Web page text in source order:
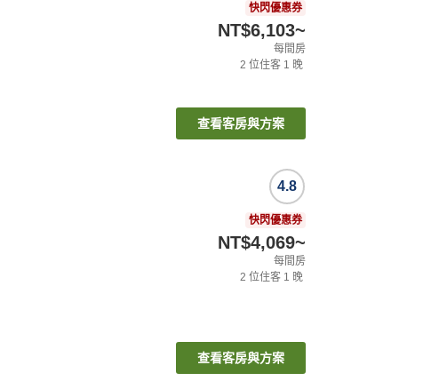
快閃優惠券
NT$6,103~
每間房
2 位住客 1 晚
查看客房與方案
4.8
快閃優惠券
NT$4,069~
每間房
2 位住客 1 晚
查看客房與方案